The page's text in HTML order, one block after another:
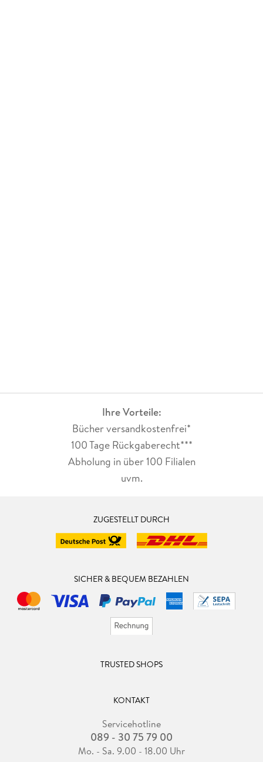
Leseempfehlung und 5 Sterne!!
Ihre Vorteile:
Bücher versandkostenfrei*
100 Tage Rückgaberecht***
Abholung in über 100 Filialen
uvm.
ZUGESTELLT DURCH
SICHER & BEQUEM BEZAHLEN
TRUSTED SHOPS
KONTAKT
Servicehotline
089 - 30 75 79 00
Mo. - Sa. 9.00 - 18.00 Uhr